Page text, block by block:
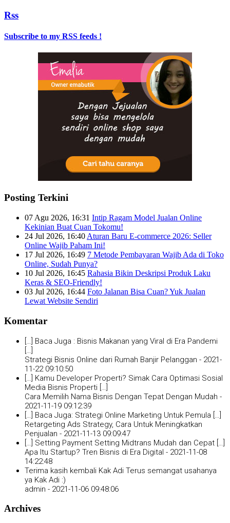
Rss
Subscribe to my RSS feeds !
Posting Terkini
07 Agu 2026, 16:31 Intip Ragam Model Jualan Online
Kekinian Buat Cuan Tokomu!
24 Jul 2026, 16:40 Aturan Baru E-commerce 2026: Seller
Online Wajib Paham Ini!
17 Jul 2026, 16:49 7 Metode Pembayaran Wajib Ada di Toko
Online, Sudah Punya?
10 Jul 2026, 16:45 Rahasia Bikin Deskripsi Produk Laku
Keras & SEO-Friendly!
03 Jul 2026, 16:44 Foto Jalanan Bisa Cuan? Yuk Jualan
Lewat Website Sendiri
Komentar
[…] Baca Juga : Bisnis Makanan yang Viral di Era Pandemi
Strategi Bisnis Online dari Rumah Banjir Pelanggan - 2021-
11-22 09:10:50
[…] Kamu Developer Properti? Simak Cara Optimasi Sosial
Media Bisnis Properti […]
Cara Memilih Nama Bisnis Dengan Tepat Dengan Mudah -
2021-11-19 09:12:39
[…] Baca Juga: Strategi Online Marketing Untuk Pemula […]
Retargeting Ads Strategy, Cara Untuk Meningkatkan
Penjualan - 2021-11-13 09:09:47
[…] Setting Payment Setting Midtrans Mudah dan Cepat […]
Apa Itu Startup? Tren Bisnis di Era Digital - 2021-11-08
14:22:48
Terima kasih kembali Kak Adi Terus semangat usahanya
ya Kak Adi :)
admin - 2021-11-06 09:48:06
Archives